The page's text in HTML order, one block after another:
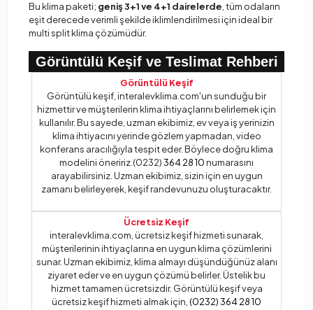
Bu klima paketi; geniş 3+1 ve 4+1 dairelerde , tüm odaların
eşit derecede verimli şekilde iklimlendirilmesi için ideal bir
multi split klima çözümüdür.
Görüntülü Keşif ve Teslimat Rehberi
Görüntülü Keşif
Görüntülü keşif, interalevklima.com'un sunduğu bir
hizmettir ve müşterilerin klima ihtiyaçlarını belirlemek için
kullanılır. Bu sayede, uzman ekibimiz, ev veya iş yerinizin
klima ihtiyacını yerinde gözlem yapmadan, video
konferans aracılığıyla tespit eder. Böylece doğru klima
modelini öneririz.(0232)364 28 10numarasını
arayabilirsiniz. Uzman ekibimiz, sizin için en uygun
zamanı belirleyerek, keşif randevunuzu oluşturacaktır.
Ücretsiz Keşif
interalevklima.com, ücretsiz keşif hizmeti sunarak,
müşterilerinin ihtiyaçlarına en uygun klima çözümlerini
sunar. Uzman ekibimiz, klima almayı düşündüğünüz alanı
ziyaret eder ve en uygun çözümü belirler. Üstelik bu
hizmet tamamen ücretsizdir. Görüntülü keşif veya
ücretsiz keşif hizmeti almak için, (0232) 364 28 10